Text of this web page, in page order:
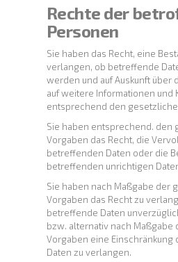
Rechte der
Personen
Sie haben das Recht, eine
verlangen, ob betreffende
werden und auf Auskunft über
auf weitere Informationen und
entsprechend den
Sie haben entsprechend. den
Vorgaben das Recht, die
betreffenden Daten oder die
betreffenden unrichtigen
Sie haben nach Maßgabe der
Vorgaben das Recht zu
betreffende Daten
bzw. alternativ nach Maßgabe
Vorgaben eine Einschränkung
Daten zu verlangen.